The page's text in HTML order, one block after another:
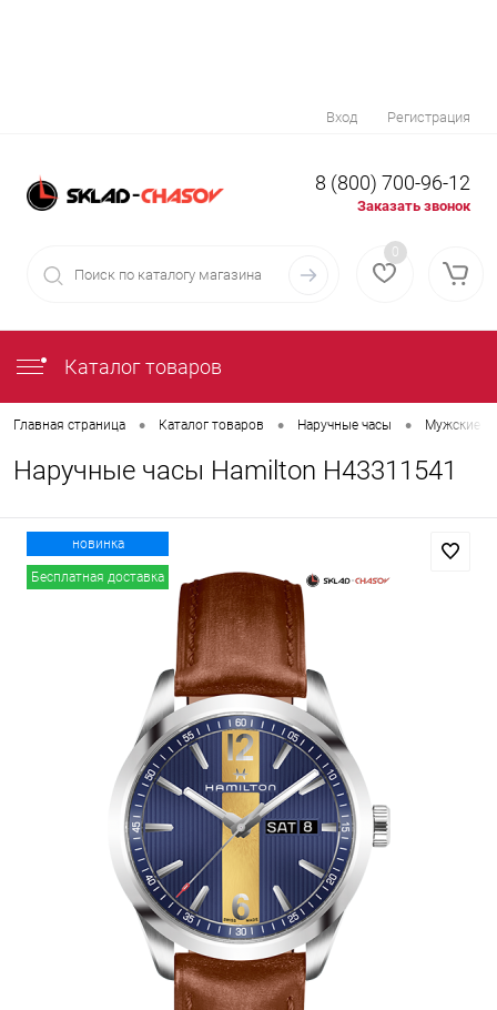
Вход Регистрация
8 (800) 700-96-12
Заказать звонок
0
Каталог товаров
Главная страница • Каталог товаров • Наручные часы • Мужские
Наручные часы Hamilton H43311541
новинка
Бесплатная доставка